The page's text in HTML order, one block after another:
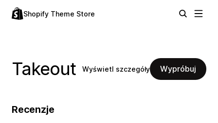
Shopify Theme Store
Takeout Wyświetl szczegóły Wypróbuj
Recenzje